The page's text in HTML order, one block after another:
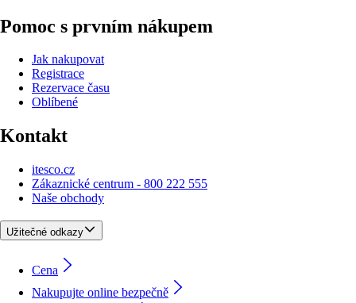
Pomoc s prvním nákupem
Jak nakupovat
Registrace
Rezervace času
Oblíbené
Kontakt
itesco.cz
Zákaznické centrum - 800 222 555
Naše obchody
Užitečné odkazy
Cena
Nakupujte online bezpečně